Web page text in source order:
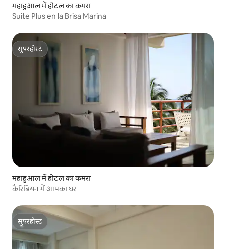
महाहुआल में होटल का कमरा
Suite Plus en la Brisa Marina
सुपरहोस्ट
सुपरहोस्ट
महाहुआल में होटल का कमरा
कैरिबियन में आपका घर
सुपरहोस्ट
सुपरहोस्ट